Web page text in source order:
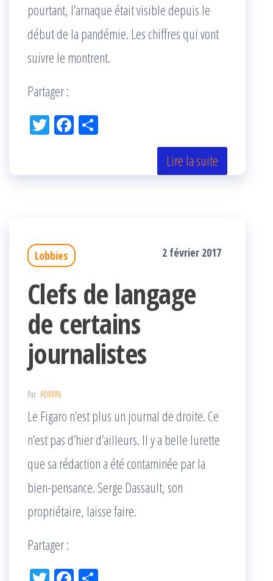
pourtant, l’arnaque était visible depuis le
début de la pandémie. Les chiffres qui vont
suivre le montrent.
Partager :
Tw Fac
k r
Lire la suite
Lobbies 2 février 2017
Clefs de langage
de certains
journalistes
Par ADMIN
Le Figaro n’est plus un journal de droite. Ce
n’est pas d’hier d’ailleurs. Il y a belle lurette
que sa rédaction a été contaminée par la
bien-pensance. Serge Dassault, son
propriétaire, laisse faire.
Partager :